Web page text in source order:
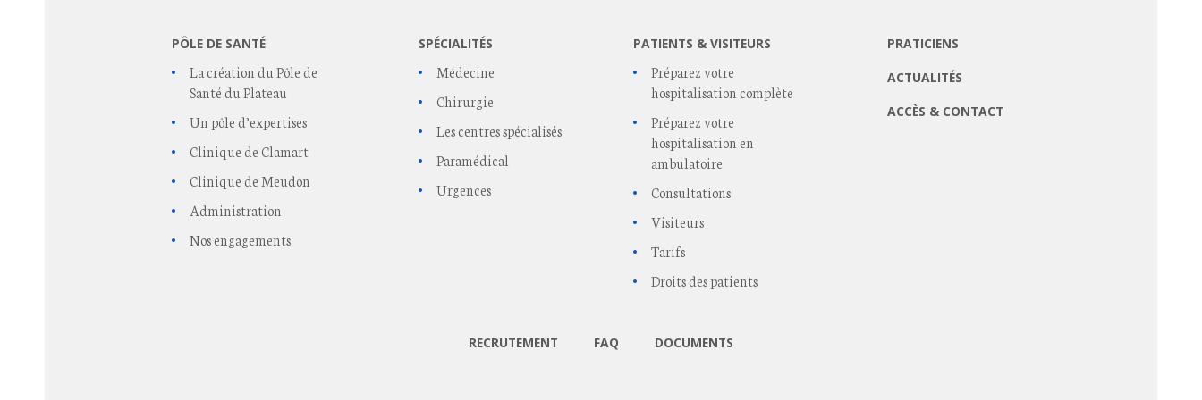
PÔLE DE SANTÉ
La création du Pôle de
Santé du Plateau
Un pôle d’expertises
Clinique de Clamart
Clinique de Meudon
Administration
Nos engagements
SPÉCIALITÉS
Médecine
Chirurgie
Les centres spécialisés
Paramédical
Urgences
PATIENTS & VISITEURS
Préparez votre
hospitalisation complète
Préparez votre
hospitalisation en
ambulatoire
Consultations
Visiteurs
Tarifs
Droits des patients
PRATICIENS
ACTUALITÉS
ACCÈS & CONTACT
RECRUTEMENT FAQ DOCUMENTS